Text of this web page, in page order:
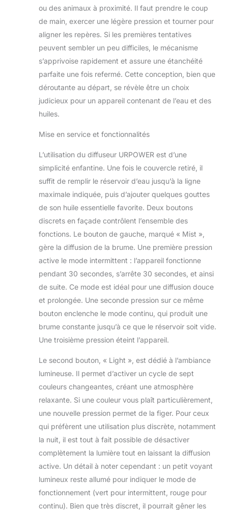
élégant ajoute une
humidité dans l’air
pour éliminer la
avec votre peau
gercée sèche, les
lèvres gercées et
les sinus secs.
de votre huile
pièce un agréable
Caractéristiques
comprennent 7
lampes changeant
de couleur pour
votre choix,
veilleuse,
programmable
sur/hors cycles et
auto shut-off.once,
que l’eau s’épuise, il
wil be arrêt
automatique afin de
protéger l’appareil
Contenu : 100ml,
plastique, temps de
travail : jusqu'à 6
heures, réglable
brume : en continu
et par intermittence,
fonctionnement
n’interfère pas avec
votre sommeil.
ou des animaux à proximité. Il faut prendre le coup
de main, exercer une légère pression et tourner pour
aligner les repères. Si les premières tentatives
peuvent sembler un peu difficiles, le mécanisme
s’apprivoise rapidement et assure une étanchéité
parfaite une fois refermé. Cette conception, bien que
déroutante au départ, se révèle être un choix
judicieux pour un appareil contenant de l’eau et des
huiles.
Mise en service et fonctionnalités
L’utilisation du diffuseur URPOWER est d’une
simplicité enfantine. Une fois le couvercle retiré, il
suffit de remplir le réservoir d’eau jusqu’à la ligne
maximale indiquée, puis d’ajouter quelques gouttes
de son huile essentielle favorite. Deux boutons
discrets en façade contrôlent l’ensemble des
fonctions. Le bouton de gauche, marqué « Mist »,
gère la diffusion de la brume. Une première pression
active le mode intermittent : l’appareil fonctionne
pendant 30 secondes, s’arrête 30 secondes, et ainsi
de suite. Ce mode est idéal pour une diffusion douce
et prolongée. Une seconde pression sur ce même
bouton enclenche le mode continu, qui produit une
brume constante jusqu’à ce que le réservoir soit vide.
Une troisième pression éteint l’appareil.
Le second bouton, « Light », est dédié à l’ambiance
lumineuse. Il permet d’activer un cycle de sept
couleurs changeantes, créant une atmosphère
relaxante. Si une couleur vous plaît particulièrement,
une nouvelle pression permet de la figer. Pour ceux
qui préfèrent une utilisation plus discrète, notamment
la nuit, il est tout à fait possible de désactiver
complètement la lumière tout en laissant la diffusion
active. Un détail à noter cependant : un petit voyant
lumineux reste allumé pour indiquer le mode de
fonctionnement (vert pour intermittent, rouge pour
continu). Bien que très discret, il pourrait gêner les